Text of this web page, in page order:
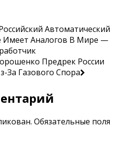
Автоматический
Имеет Аналогов В Мире —
Предрек России
За Газового Спора
Обязательные поля